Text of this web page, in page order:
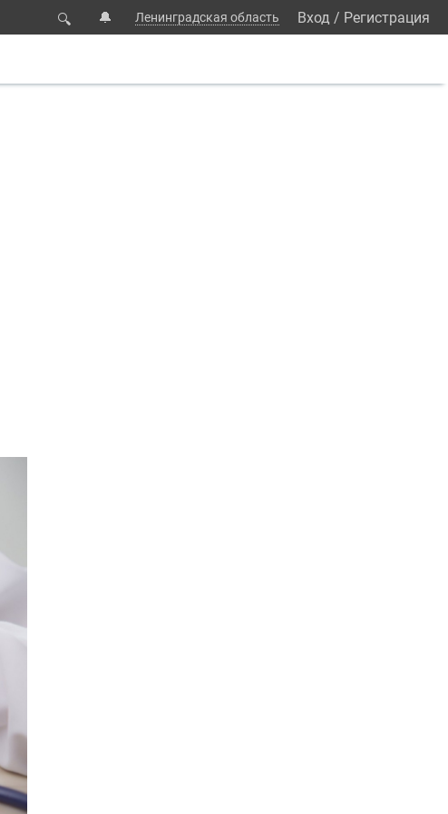
🔍 🔔 Ленинградская область Вход / Регистрация